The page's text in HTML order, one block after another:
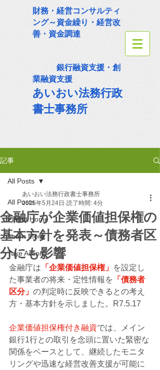
財務・経営コンサルティ
ング～資金繰り・経営改
善・資金調達
銀行融資支援・創
業融資支援
あいおい法務行政
書士事務所
記事
All Posts
Planet Home
Learn More
Take Action
All Posts
金融庁が企業価値担保権の
基本方針を発表～債務者区
分にも影響
あいおい法務行政書士事務所
2025年5月24日 読了時間: 4分
金融庁は 「企業価値担保権」 を設定し
た事業者の将来・定性情報を 「債務者
区分」 の判定時に反映できるとの考え
方・基本方針を示しました。R7.5.17
企業価値担保権付き融資では、メイン
銀行1行との取引を念頭に置いた緊密な
関係をベースとして、継続したモニタ
リングや迅速な経営改善支援が可能に